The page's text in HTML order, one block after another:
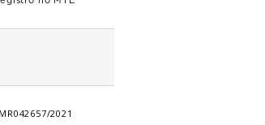
MR042657/2021